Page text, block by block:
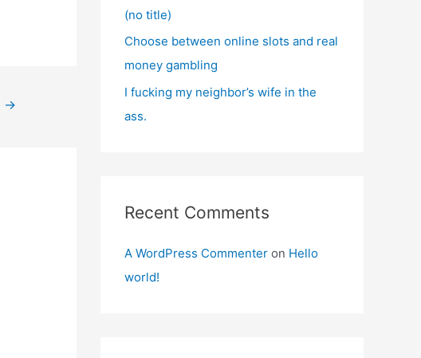
→
(no title)
Choose between online slots and real
money gambling
I fucking my neighbor’s wife in the
ass.
Recent Comments
A WordPress Commenter on Hello
world!